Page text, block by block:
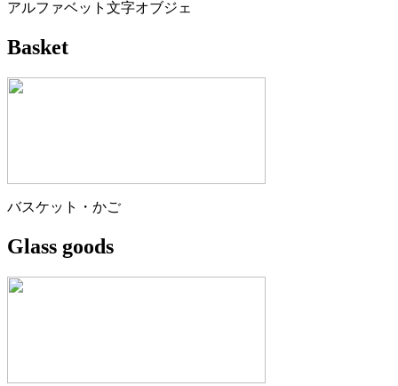
アルファベット文字オブジェ
Basket
バスケット・かご
Glass goods